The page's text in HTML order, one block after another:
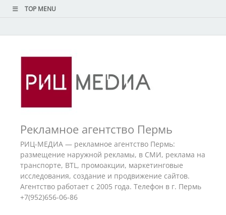
TOP MENU
Рекламное агентство Пермь
РИЦ-МЕДИА — рекламное агентство Пермь:
размещение наружной рекламы, в СМИ, реклама на
транспорте, BTL, промоакции, маркетинговые
исследования, создание и продвижение сайтов.
Агентство работает с 2005 года. Телефон в г. Пермь
+7(952)656-06-86